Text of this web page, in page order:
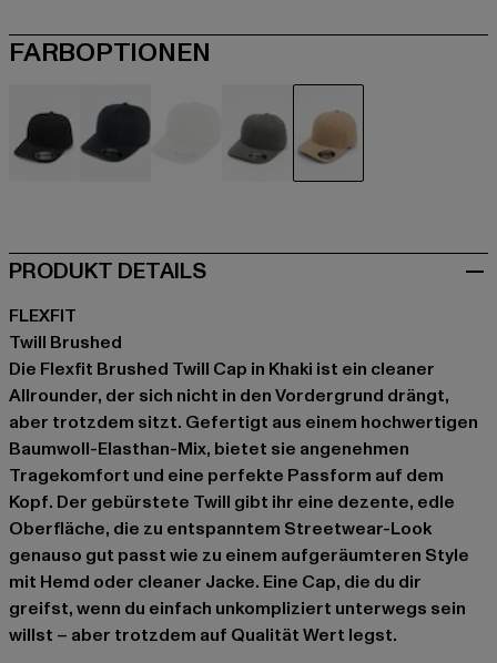
FARBOPTIONEN
PRODUKT DETAILS
FLEXFIT
Twill Brushed
Die Flexfit Brushed Twill Cap in Khaki ist ein cleaner
Allrounder, der sich nicht in den Vordergrund drängt,
aber trotzdem sitzt. Gefertigt aus einem hochwertigen
Baumwoll-Elasthan-Mix, bietet sie angenehmen
Tragekomfort und eine perfekte Passform auf dem
Kopf. Der gebürstete Twill gibt ihr eine dezente, edle
Oberfläche, die zu entspanntem Streetwear-Look
genauso gut passt wie zu einem aufgeräumteren Style
mit Hemd oder cleaner Jacke. Eine Cap, die du dir
greifst, wenn du einfach unkompliziert unterwegs sein
willst – aber trotzdem auf Qualität Wert legst.